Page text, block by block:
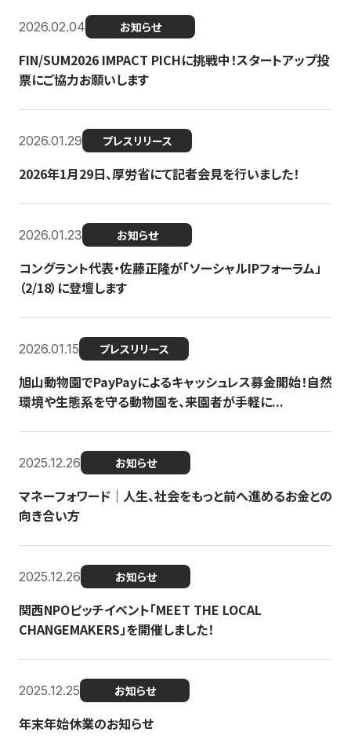
2026.02.04 お知らせ
FIN/SUM2026 IMPACT PICHに挑戦中！スタートアップ投
票にご協力お願いします
2026.01.29 プレスリリース
2026年1月29日、厚労省にて記者会見を行いました！
2026.01.23 お知らせ
コングラント代表・佐藤正隆が「ソーシャルIPフォーラム」
（2/18）に登壇します
2026.01.15 プレスリリース
旭山動物園でPayPayによるキャッシュレス募金開始！自然
環境や生態系を守る動物園を、来園者が手軽に...
2025.12.26 お知らせ
マネーフォワード｜人生、社会をもっと前へ進めるお金との
向き合い方
2025.12.26 お知らせ
関西NPOピッチイベント「MEET THE LOCAL
CHANGEMAKERS」を開催しました！
2025.12.25 お知らせ
年末年始休業のお知らせ